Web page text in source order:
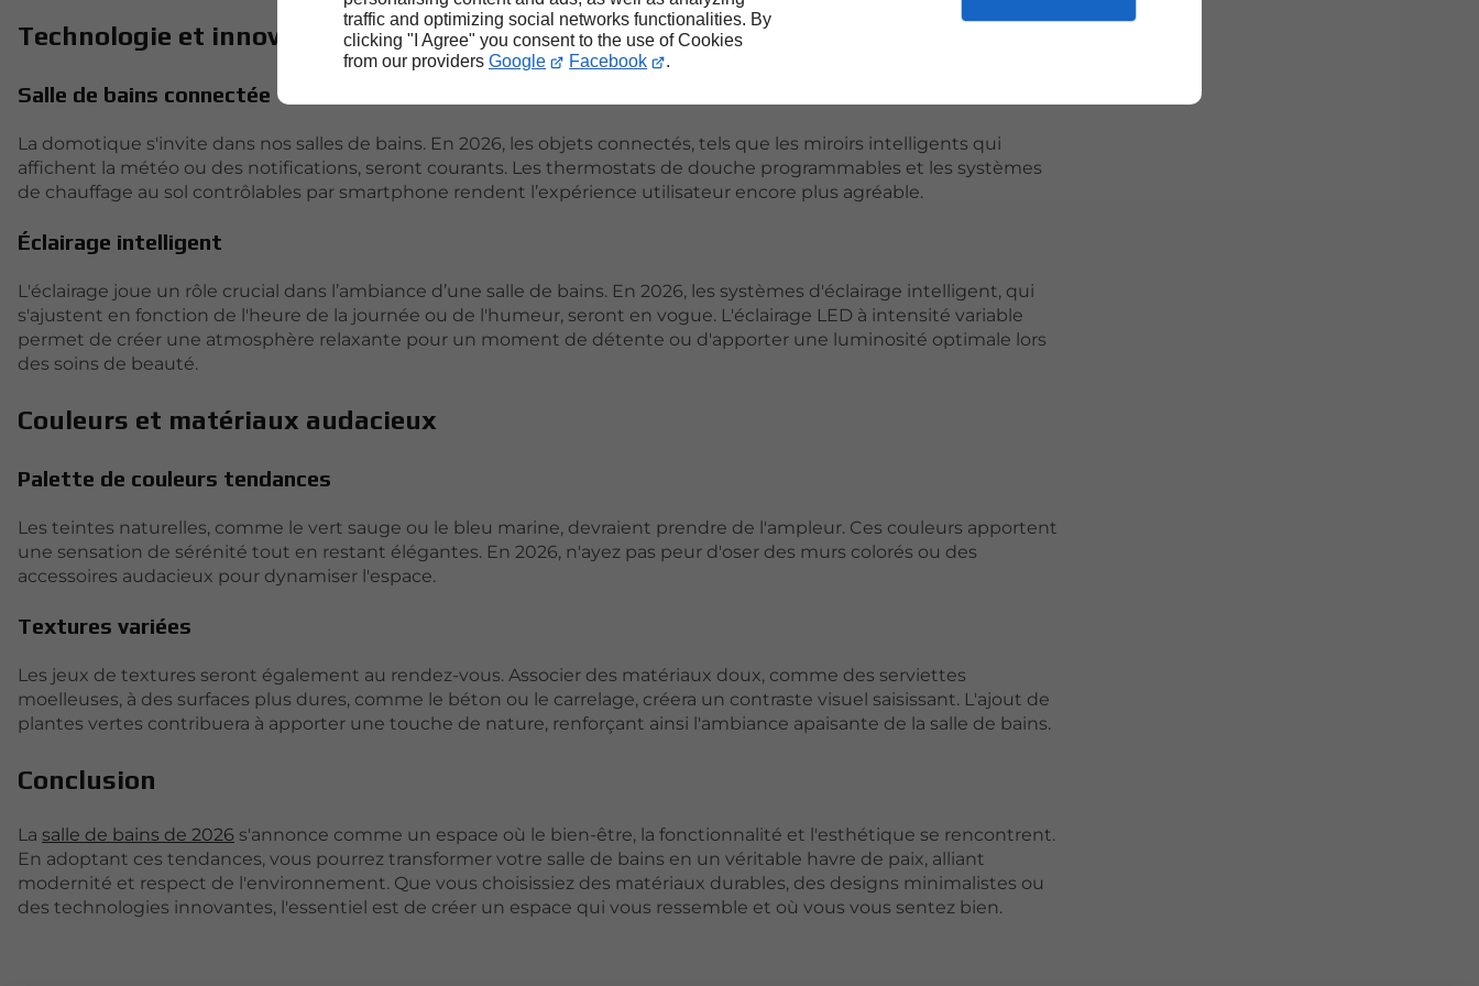
traffic and optimizing social networks functionalities. By
clicking "I Agree" you consent to the use of Cookies
from our providers Google Facebook .
Technologie et innovation
Salle de bains connectée
La domotique s'invite dans nos salles de bains. En 2026, les objets connectés, tels que les miroirs intelligents qui
affichent la météo ou des notifications, seront courants. Les thermostats de douche programmables et les systèmes
de chauffage au sol contrôlables par smartphone rendent l’expérience utilisateur encore plus agréable.
Éclairage intelligent
L'éclairage joue un rôle crucial dans l’ambiance d’une salle de bains. En 2026, les systèmes d'éclairage intelligent, qui
s'ajustent en fonction de l'heure de la journée ou de l'humeur, seront en vogue. L'éclairage LED à intensité variable
permet de créer une atmosphère relaxante pour un moment de détente ou d'apporter une luminosité optimale lors
des soins de beauté.
Couleurs et matériaux audacieux
Palette de couleurs tendances
Les teintes naturelles, comme le vert sauge ou le bleu marine, devraient prendre de l'ampleur. Ces couleurs apportent
une sensation de sérénité tout en restant élégantes. En 2026, n'ayez pas peur d'oser des murs colorés ou des
accessoires audacieux pour dynamiser l'espace.
Textures variées
Les jeux de textures seront également au rendez-vous. Associer des matériaux doux, comme des serviettes
moelleuses, à des surfaces plus dures, comme le béton ou le carrelage, créera un contraste visuel saisissant. L'ajout de
plantes vertes contribuera à apporter une touche de nature, renforçant ainsi l'ambiance apaisante de la salle de bains.
Conclusion
La salle de bains de 2026 s'annonce comme un espace où le bien-être, la fonctionnalité et l'esthétique se rencontrent.
En adoptant ces tendances, vous pourrez transformer votre salle de bains en un véritable havre de paix, alliant
modernité et respect de l'environnement. Que vous choisissiez des matériaux durables, des designs minimalistes ou
des technologies innovantes, l'essentiel est de créer un espace qui vous ressemble et où vous vous sentez bien.